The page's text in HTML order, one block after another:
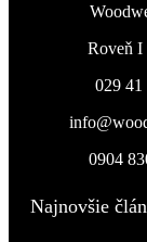
Roveň I
029
0904
Najnovšie